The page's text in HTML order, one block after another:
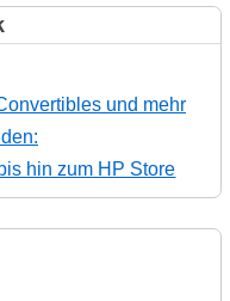
und mehr
hin zum HP Store